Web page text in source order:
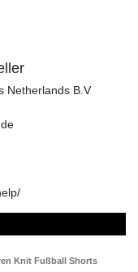
Netherlands B.V
Knit Fußball Shorts